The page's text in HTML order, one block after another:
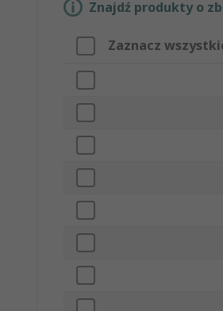
Znajdź produkty o
Zaznacz